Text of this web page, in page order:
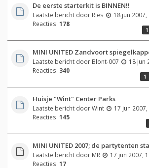
De eerste starterkit is BINNEN!!
Laatste bericht door Ries
18 jun 2007,
Reacties: 178
1
MINI UNITED Zandvoort
Laatste bericht door Blont-007
18 jun
Reacties: 340
1
Huisje "Wint" Center Parks
Laatste bericht doorWint
17 jun 2007,
Reacties: 145
MINI UNITED 2007; de partytenten
Laatste bericht door MR
17 jun 2007,
Reacties: 17